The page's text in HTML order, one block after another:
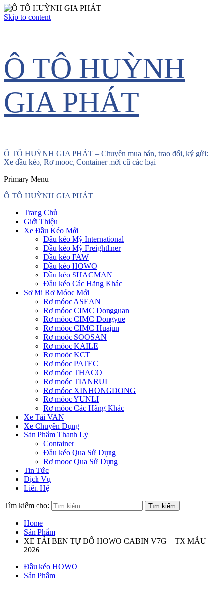
Skip to content
Ô TÔ HUỲNH
GIA PHÁT
Ô TÔ HUỲNH GIA PHÁT – Chuyên mua bán, trao đổi, ký gửi:
Xe đầu kéo, Rơ mooc, Container mới cũ các loại
Primary Menu
Ô TÔ HUỲNH GIA PHÁT
Trang Chủ
Giới Thiệu
Xe Đầu Kéo Mới
Đầu kéo Mỹ International
Đầu kéo Mỹ Freightliner
Đầu kéo FAW
Đầu kéo HOWO
Đầu kéo SHACMAN
Đầu kéo Các Hãng Khác
Sơ Mi Rơ Móoc Mới
Rơ móoc ASEAN
Rơ móoc CIMC Dongguan
Rơ móoc CIMC Dongyue
Rơ móoc CIMC Huajun
Rơ moóc SOOSAN
Rơ móoc KAILE
Rơ moóc KCT
Rơ móoc PATEC
Rơ móoc THACO
Rơ moóc TIANRUI
Rơ móoc XINHONGDONG
Rơ móoc YUNLI
Rơ móoc Các Hãng Khác
Xe Tải VAN
Xe Chuyên Dụng
Sản Phẩm Thanh Lý
Container
Đầu kéo Qua Sử Dụng
Rơ mooc Qua Sử Dụng
Tin Tức
Dịch Vụ
Liên Hệ
Tìm kiếm cho:
Home
Sản Phẩm
XE TẢI BEN TỰ ĐỔ HOWO CABIN V7G – TX MẪU
2026
Đầu kéo HOWO
Sản Phẩm